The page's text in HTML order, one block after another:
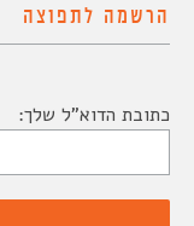
הרשמה לתפוצה
כתובת הדוא"ל שלך: